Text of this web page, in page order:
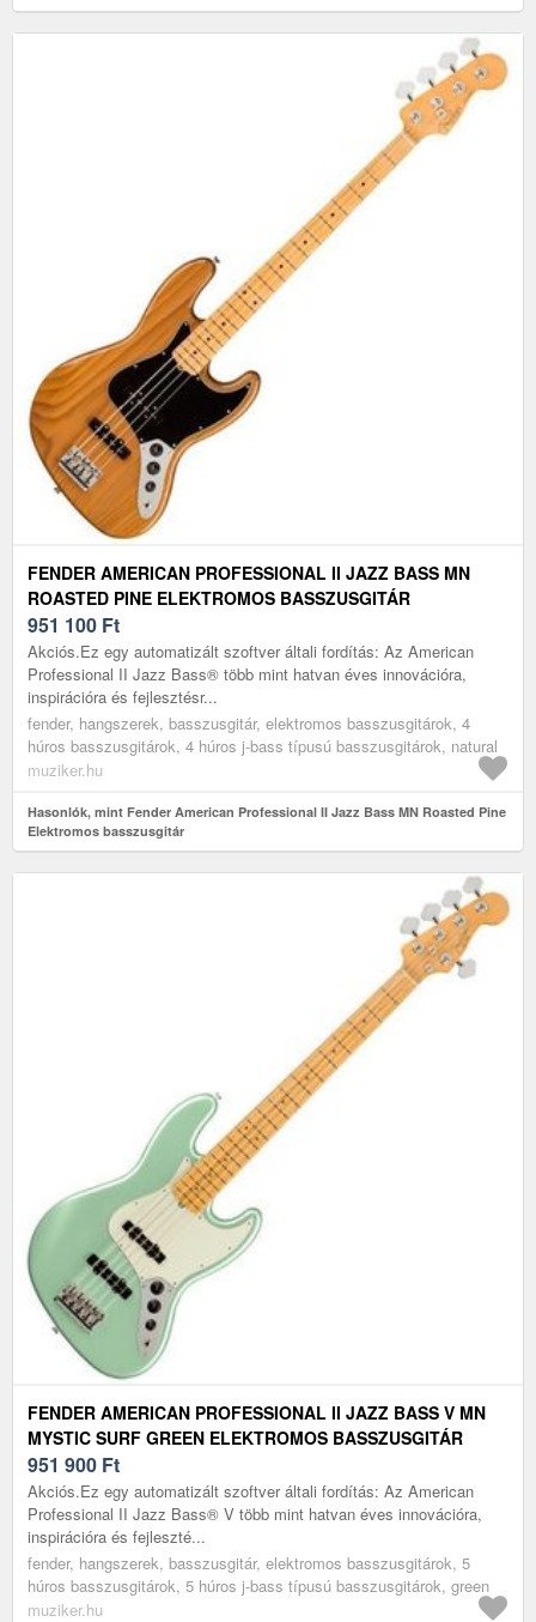
FENDER AMERICAN PROFESSIONAL II JAZZ BASS MN
ROASTED PINE ELEKTROMOS BASSZUSGITÁR
951 100 Ft
Akciós.Ez egy automatizált szoftver általi fordítás: Az American
Professional II Jazz Bass® több mint hatvan éves innovációra,
inspirációra és fejlesztésr...
fender, hangszerek, basszusgitár, elektromos basszusgitárok, 4
húros basszusgitárok, 4 húros j-bass típusú basszusgitárok, natural
muziker.hu
Hasonlók, mint Fender American Professional II Jazz Bass MN Roasted Pine
Elektromos basszusgitár
FENDER AMERICAN PROFESSIONAL II JAZZ BASS V MN
MYSTIC SURF GREEN ELEKTROMOS BASSZUSGITÁR
951 900 Ft
Akciós.Ez egy automatizált szoftver általi fordítás: Az American
Professional II Jazz Bass® V több mint hatvan éves innovációra,
inspirációra és fejleszté...
fender, hangszerek, basszusgitár, elektromos basszusgitárok, 5
húros basszusgitárok, 5 húros j-bass típusú basszusgitárok, green
muziker.hu